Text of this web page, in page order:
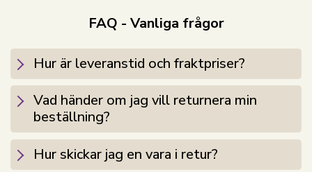
svalt på sommaren. Täcket har en bärförmåga på över
mätmetoden. Det är idealiskt för ditt barn eftersom
det är lätt och faller mjukt runt barnets kropp och ger
en jämn temperatur.
Se barnhuvudkuddar här
Kassetter
FAQ - Vanliga frågor
Hur är leveranstid och fraktpriser?
Vad händer om jag vill returnera min
beställning?
Hur skickar jag en vara i retur?